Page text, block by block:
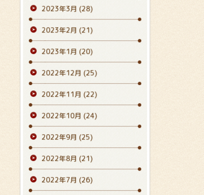
2023年3月 (28)
2023年2月 (21)
2023年1月 (20)
2022年12月 (25)
2022年11月 (22)
2022年10月 (24)
2022年9月 (25)
2022年8月 (21)
2022年7月 (26)